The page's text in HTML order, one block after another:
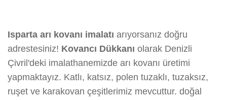
Isparta arı kovanı imalatı arıyorsanız doğru
adrestesiniz! Kovancı Dükkanı olarak Denizli
Çivril'deki imalathanemizde arı kovanı üretimi
yapmaktayız. Katlı, katsız, polen tuzaklı, tuzaksız,
ruşet ve karakovan çeşitlerimiz mevcuttur. doğal